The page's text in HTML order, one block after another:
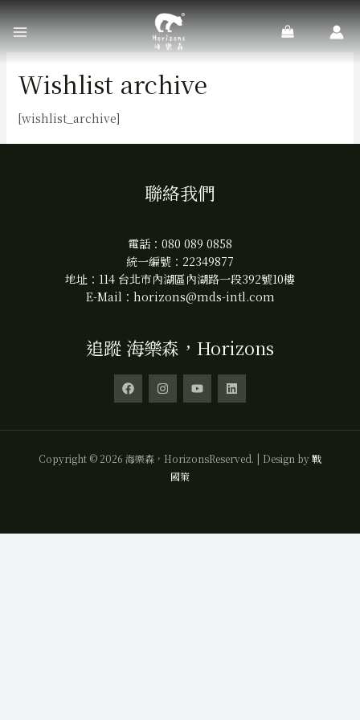
跳
容
Main
Menu
Wishlist archive
[wishlist_archive]
聯絡我們
電話： 080 089 0858
統一編號：22349877
地址：114 台北市內湖區內湖路一段392號10樓
E-Mail： horizons@mds-intl.com
追蹤 海樂森，Horizons
Copyright © 2026 海樂森，HorizonsReserved. | Design by戰
國策